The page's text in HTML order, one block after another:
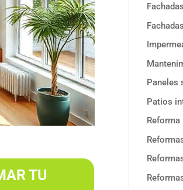
TU
Paneles
Patios
Reforma